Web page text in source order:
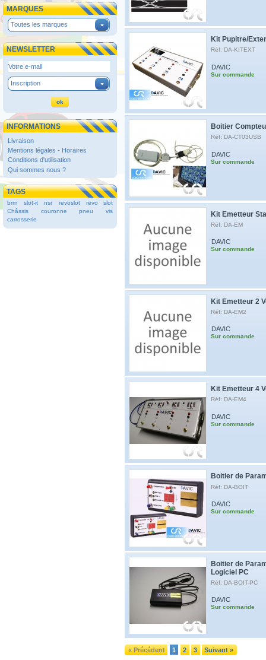
MARQUES
Toutes les marques
NEWSLETTER
Inscription
INFORMATIONS
Livraison
Mentions légales - Horaires
Conditions d'utilisation
Qui sommes nous ?
TAGS
brm slot-it nsr revoslot
revo slot
Châssis
couronne pneu
vis
carrosserie
Kit Pupitre/
Réf: DA-KITEXT
DAVIC
Sur commande
Boitier
Réf: DA-CT03USB
DAVIC
Sur commande
Kit Emetteur
Réf: DA-EM
DAVIC
Sur commande
Kit Emetteur 2
Réf: DA-EM2
DAVIC
Sur commande
Kit Emetteur 4
Réf: DA-EM4
DAVIC
Sur commande
Boitier de
Réf: DA-BOIT
DAVIC
Sur commande
Boitier de
Logiciel PC
Réf: DA-BOIT-PC
DAVIC
Sur commande
« Précédent 1 2 3 Suivant »